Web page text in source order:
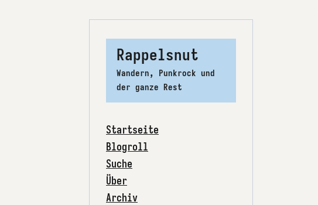
Rappelsnut
Wandern, Punkrock und
der ganze Rest
Startseite
Blogroll
Suche
Über
Archiv